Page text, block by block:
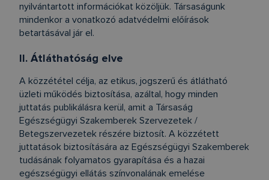
nyilvántartott információkat közöljük. Társaságunk
mindenkor a vonatkozó adatvédelmi előírások
betartásával jár el.
II. Átláthatóság elve
A közzététel célja, az etikus, jogszerű és átlátható
üzleti működés biztosítása, azáltal, hogy minden
juttatás publikálásra kerül, amit a Társaság
Egészségügyi Szakemberek Szervezetek /
Betegszervezetek részére biztosít. A közzétett
juttatások biztosítására az Egészségügyi Szakemberek
tudásának folyamatos gyarapítása és a hazai
egészségügyi ellátás színvonalának emelése